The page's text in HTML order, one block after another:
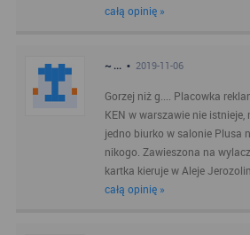
całą opinię »
~ ... • 2019-11-06
Gorzej niż g.... Placowka
KEN w warszawie nie
jedno biurko w salonie Plusa
nikogo. Zawieszona na
kartka kieruje w Aleje
całą opinię »